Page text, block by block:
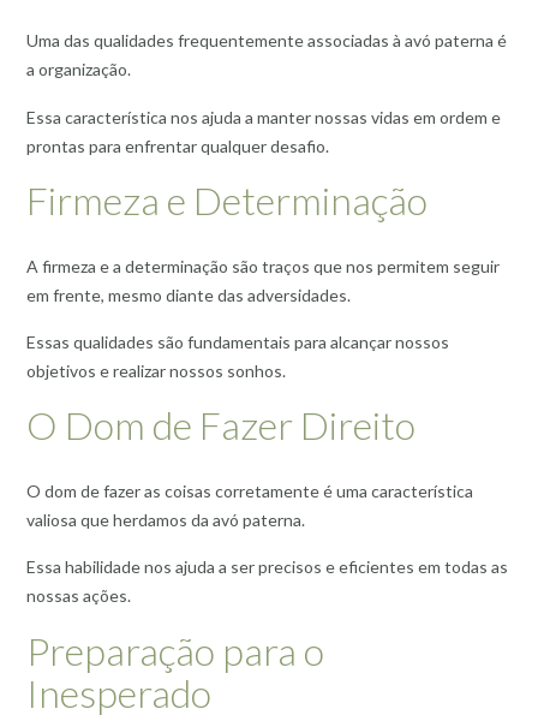
Uma das qualidades frequentemente associadas à avó paterna é
a organização.
Essa característica nos ajuda a manter nossas vidas em ordem e
prontas para enfrentar qualquer desafio.
Firmeza e Determinação
A firmeza e a determinação são traços que nos permitem seguir
em frente, mesmo diante das adversidades.
Essas qualidades são fundamentais para alcançar nossos
objetivos e realizar nossos sonhos.
O Dom de Fazer Direito
O dom de fazer as coisas corretamente é uma característica
valiosa que herdamos da avó paterna.
Essa habilidade nos ajuda a ser precisos e eficientes em todas as
nossas ações.
Preparação para o
Inesperado